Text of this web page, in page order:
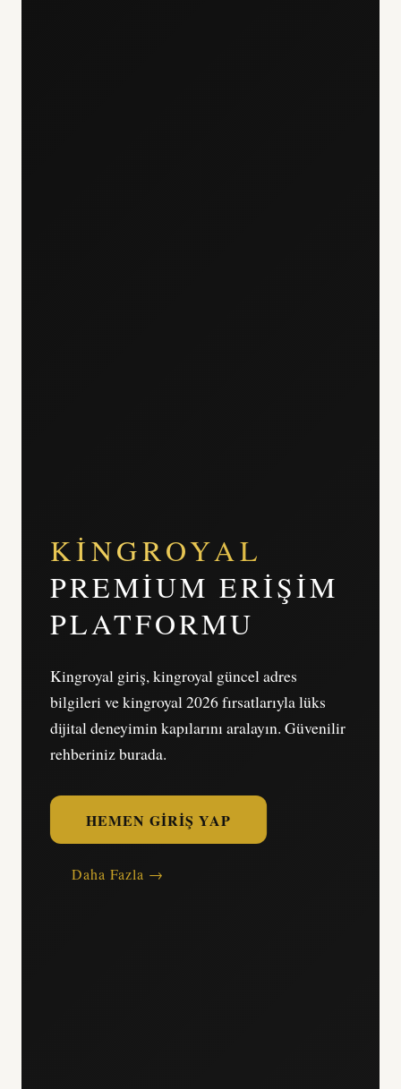
KINGROYAL
PREMIUM ERIŞIM
PLATFORMU
Kingroyal giriş, kingroyal güncel adres
bilgileri ve kingroyal 2026 fırsatlarıyla lüks
dijital deneyimin kapılarını aralayın. Güvenilir
rehberiniz burada.
HEMEN GIRIŞ YAP
Daha Fazla →